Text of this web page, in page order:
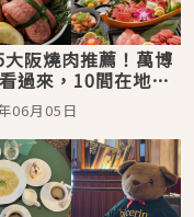
阪燒肉推薦！萬博
過來，10間在地人
燒肉店
06月05日